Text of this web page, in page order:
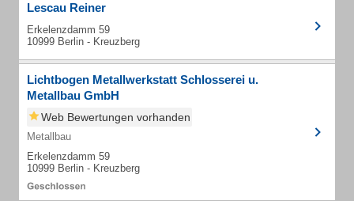
Lescau Reiner
Erkelenzdamm 59
10999 Berlin - Kreuzberg
Lichtbogen Metallwerkstatt Schlosserei u.
Metallbau GmbH
Web Bewertungen vorhanden
Metallbau
Erkelenzdamm 59
10999 Berlin - Kreuzberg